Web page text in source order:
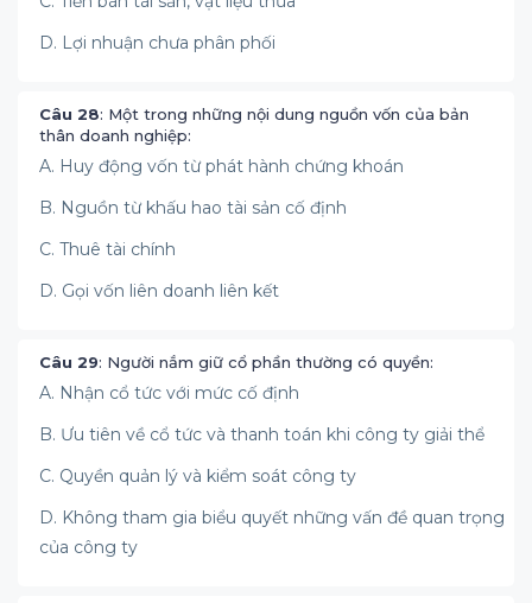
D. Lợi nhuận chưa phân phối
Câu 28: Một trong những nội dung nguồn vốn của bản
thân doanh nghiệp:
A. Huy động vốn từ phát hành chứng khoán
B. Nguồn từ khấu hao tài sản cố định
C. Thuê tài chính
D. Gọi vốn liên doanh liên kết
Câu 29: Người nắm giữ cổ phần thường có quyền:
A. Nhận cổ tức với mức cố định
B. Ưu tiên về cổ tức và thanh toán khi công ty giải thể
C. Quyền quản lý và kiểm soát công ty
D. Không tham gia biểu quyết những vấn đề quan trọng
của công ty